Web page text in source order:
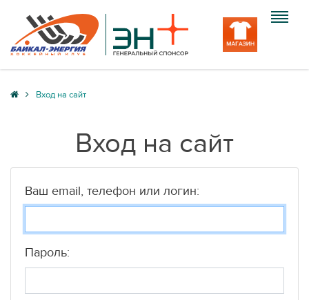
Клуб
Медиа
Вход на сайт
Вход на сайт
Ваш email, телефон или логин:
Пароль: